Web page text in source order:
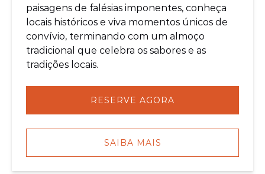
paisagens de falésias imponentes, conheça
locais históricos e viva momentos únicos de
convívio, terminando com um almoço
tradicional que celebra os sabores e as
tradições locais.
RESERVE AGORA
SAIBA MAIS